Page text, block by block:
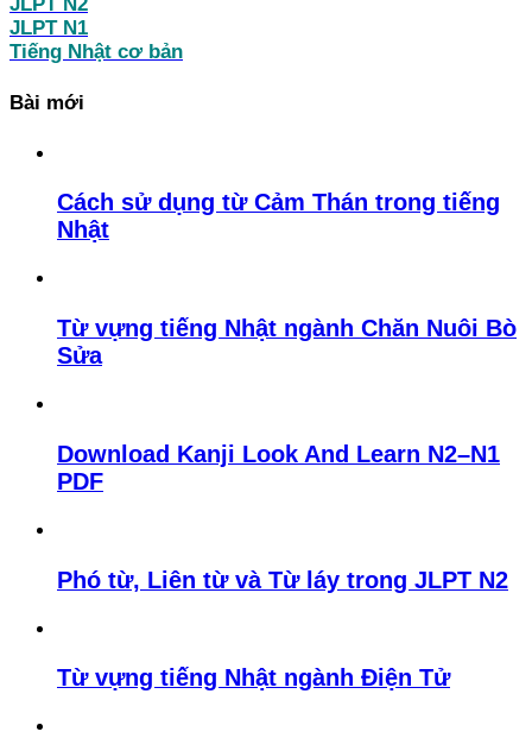
JLPT N1
Tiếng Nhật cơ bản
Bài mới
Cách sử dụng từ Cảm Thán trong tiếng
Nhật
Từ vựng tiếng Nhật ngành Chăn Nuôi Bò
Sửa
Download Kanji Look And Learn N2–N1
PDF
Phó từ, Liên từ và Từ láy trong JLPT N2
Từ vựng tiếng Nhật ngành Điện Tử